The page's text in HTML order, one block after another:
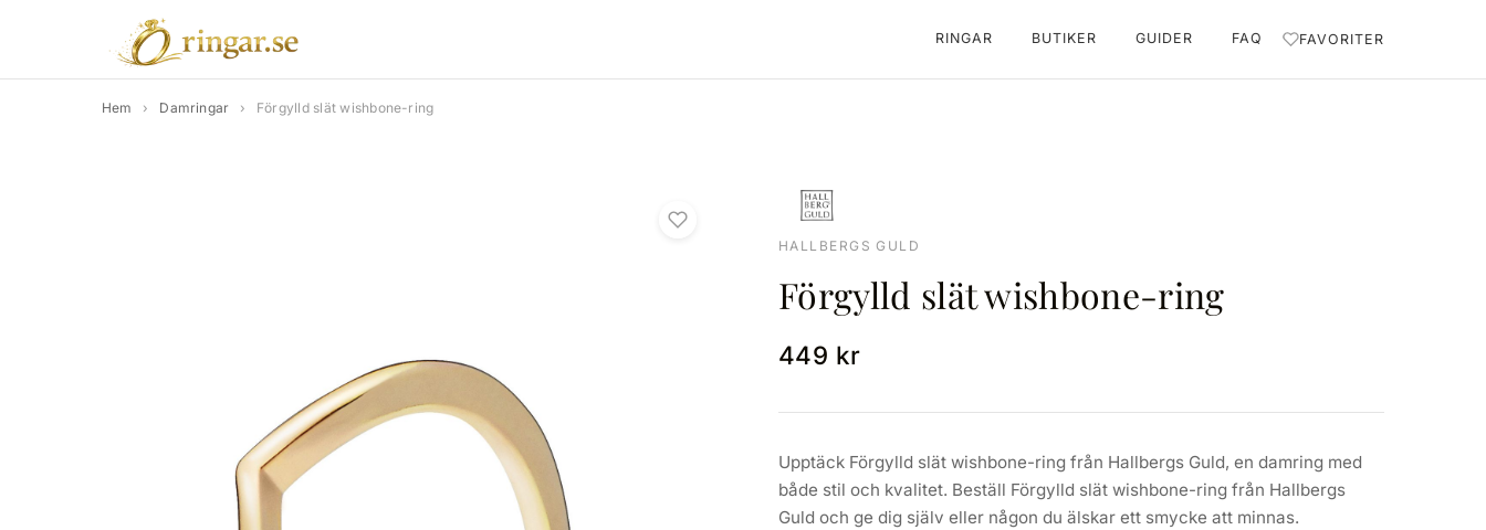
RINGAR BUTIKER GUIDER FAQ FAVORITER
Hem › Damringar › Förgylld slät wishbone-ring
HALLBERGS GULD
Förgylld slät wishbone-ring
449 kr
Upptäck Förgylld slät wishbone-ring från Hallbergs Guld, en damring med
både stil och kvalitet. Beställ Förgylld slät wishbone-ring från Hallbergs
Guld och ge dig själv eller någon du älskar ett smycke att minnas.